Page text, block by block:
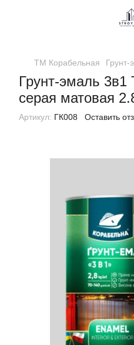
ТМ Корабельная
Грунт-эмаль
серая матовая
Артикул: ГК008 Оставить